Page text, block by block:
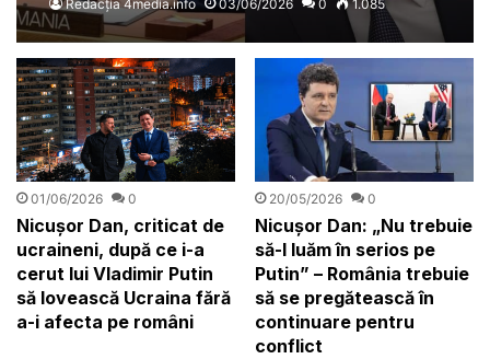
masă”
Redacția 4media.info 03/06/2026 0 1.085
01/06/2026 0
Nicușor Dan, criticat de
ucraineni, după ce i-a
cerut lui Vladimir Putin
să lovească Ucraina fără
a-i afecta pe români
20/05/2026 0
Nicușor Dan: „Nu trebuie
să-l luăm în serios pe
Putin” – România trebuie
să se pregătească în
continuare pentru
conflict